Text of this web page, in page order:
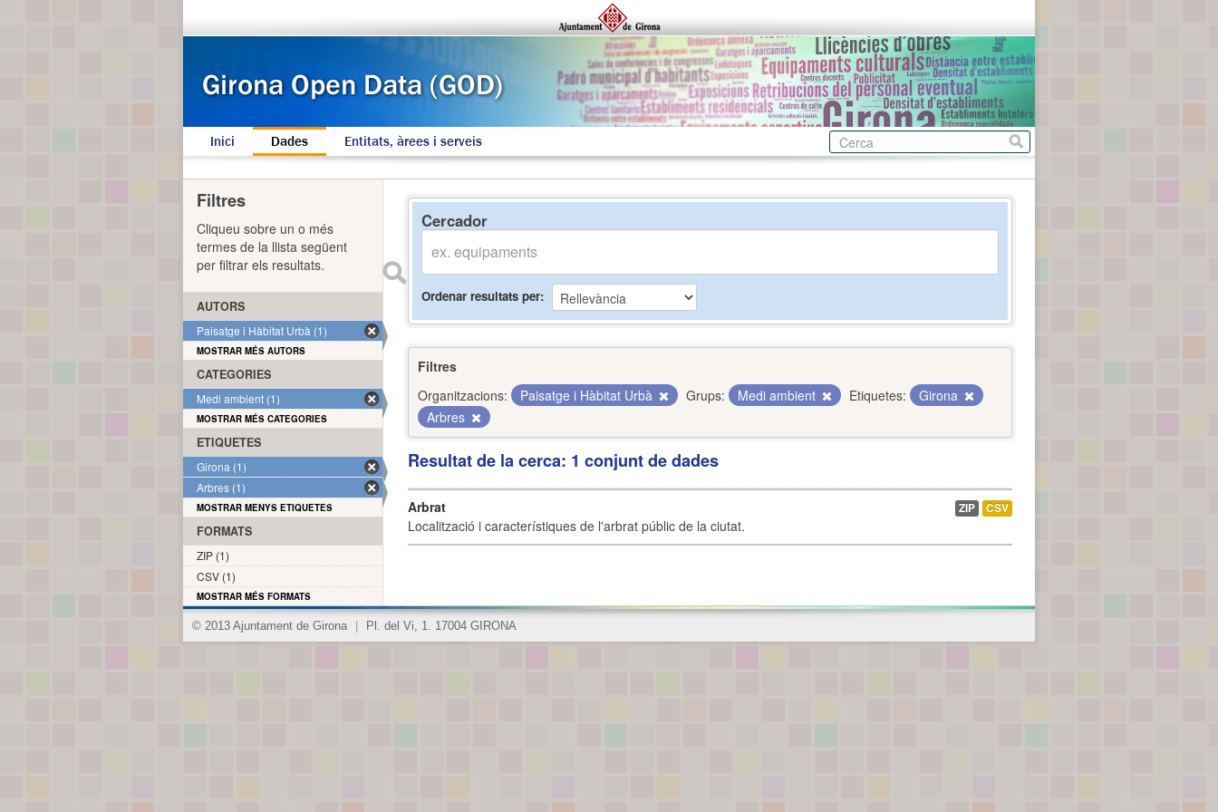
Inici Dades Entitats, àrees i serveis
Cercador
Ordenar resultats per
Filtres
Organitzacions:
Paisatge i Hàbitat Urbà Grups: Medi ambient Etiquetes:
Girona
Arbres
Resultat de la cerca: 1 conjunt de dades
Arbrat
Localització i característiques de l'arbrat públic de la ciutat.
ZIP CSV
Filtres
Cliqueu sobre un o més
termes de la llista següent
per filtrar els resultats.
AUTORS
Paisatge i Hàbitat Urbà (1)
MOSTRAR MÉS AUTORS
CATEGORIES
Medi ambient (1)
MOSTRAR MÉS CATEGORIES
ETIQUETES
Girona (1)
Arbres (1)
MOSTRAR MENYS ETIQUETES
FORMATS
ZIP (1)
CSV (1)
MOSTRAR MÉS FORMATS
© 2013 Ajuntament de Girona Pl. del Vi, 1. 17004 GIRONA